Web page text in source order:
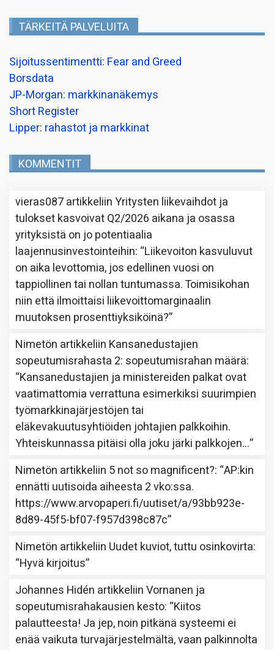
TÄRKEITÄ PALVELUITA
Sijoitussentimentti: Fear and Greed
Borsdata
JP-Morgan: markkinanäkemys
Short Register
Lipper: rahastot ja markkinat
KOMMENTIT
vieras087artikkeliinYritysten liikevaihdot ja
tulokset kasvoivat Q2/2026 aikana ja osassa
yrityksistä on jo potentiaalia
laajennusinvestointeihin: “Liikevoiton kasvuluvut
on aika levottomia, jos edellinen vuosi on
tappiollinen tai nollan tuntumassa. Toimisikohan
niin että ilmoittaisi liikevoittomarginaalin
muutoksen prosenttiyksiköinä?”
Nimetön artikkeliin Kansanedustajien
sopeutumisrahasta 2: sopeutumisrahan määrä:
“Kansanedustajien ja ministereiden palkat ovat
vaatimattomia verrattuna esimerkiksi suurimpien
työmarkkinajärjestöjen tai
eläkevakuutusyhtiöiden johtajien palkkoihin.
Yhteiskunnassa pitäisi olla joku järki palkkojen…”
Nimetön artikkeliin 5 not so magnificent?: “AP:kin
ennätti uutisoida aiheesta 2 vko:ssa.
https://www.arvopaperi.fi/uutiset/a/93bb923e-
8d89-45f5-bf07-f957d398c87c”
Nimetön artikkeliin Uudet kuviot, tuttu osinkovirta:
“Hyvä kirjoitus”
Johannes Hidén artikkeliinVornanen ja
sopeutumisrahakausien kesto: “Kiitos
palautteesta! Ja jep, noin pitkänä systeemi ei
enää vaikuta turvajärjestelmältä, vaan palkinnolta